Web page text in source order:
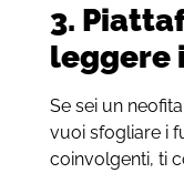
3.
leggere
Se sei un
vuoi sfogliare i
coinvolgenti, ti